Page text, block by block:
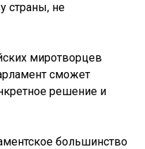
страны, не
миротворцев
сможет
решение и
большинство